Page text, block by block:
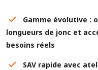
Gamme évolutive :
longueurs de jonc et
besoins réels
SAV rapide avec